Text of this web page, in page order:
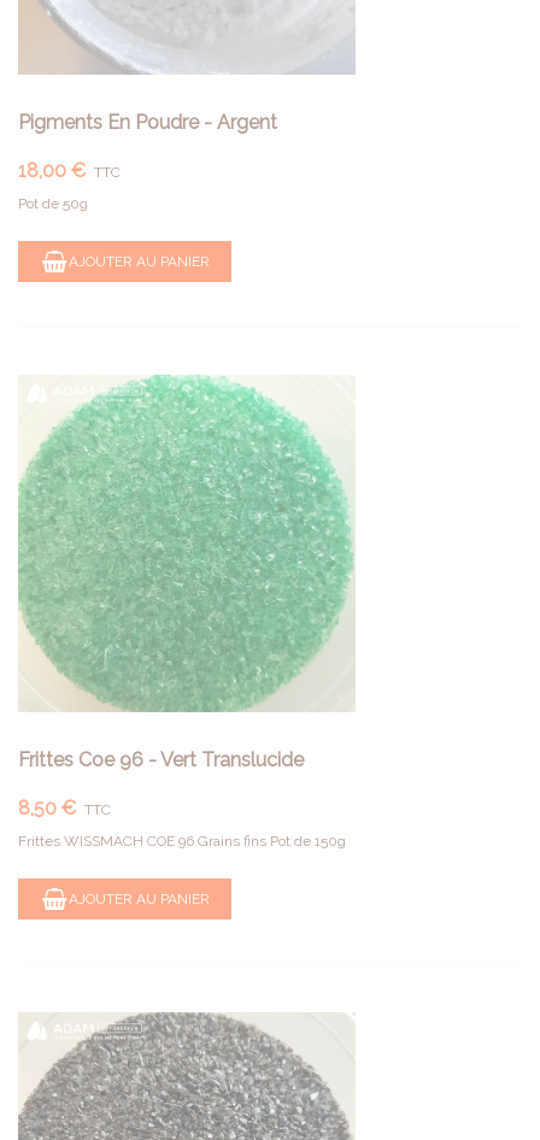
Pigments En Poudre - Argent
18,00 € TTC
Pot de 50g
AJOUTER AU PANIER
Frittes Coe 96 - Vert Translucide
8,50 € TTC
Frittes WISSMACH COE 96 Grains fins Pot de 150g
AJOUTER AU PANIER